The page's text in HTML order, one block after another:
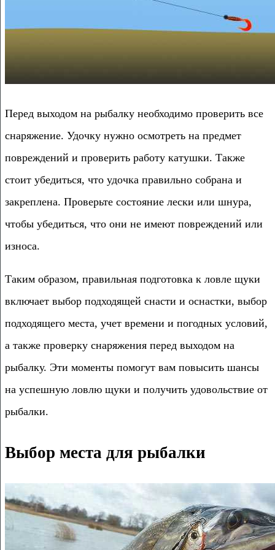
Перед выходом на рыбалку необходимо проверить все
снаряжение. Удочку нужно осмотреть на предмет
повреждений и проверить работу катушки. Также
стоит убедиться, что удочка правильно собрана и
закреплена. Проверьте состояние лески или шнура,
чтобы убедиться, что они не имеют повреждений или
износа.
Таким образом, правильная подготовка к ловле щуки
включает выбор подходящей снасти и оснастки, выбор
подходящего места, учет времени и погодных условий,
а также проверку снаряжения перед выходом на
рыбалку. Эти моменты помогут вам повысить шансы
на успешную ловлю щуки и получить удовольствие от
рыбалки.
Выбор места для рыбалки